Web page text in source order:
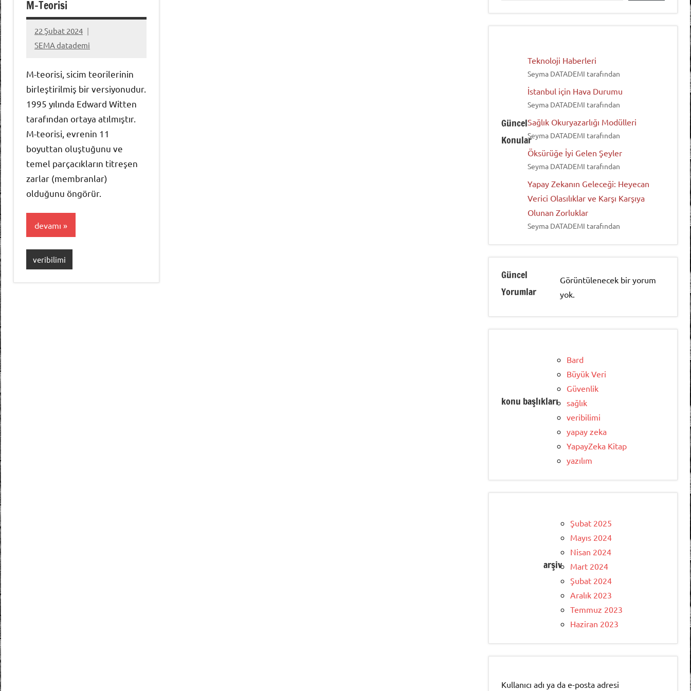
M-Teorisi
22 Şubat 2024
SEMA datademi
Yorum
M-teorisi, sicim teorilerinin
birleştirilmiş bir versiyonudur.
1995 yılında Edward Witten
tarafından ortaya atılmıştır.
M-teorisi, evrenin 11
boyuttan oluştuğunu ve
temel parçacıkların titreşen
zarlar (membranlar)
olduğunu öngörür.
devamı
veribilimi
Güncel
Konular
Teknoloji Haberleri
Seyma DATADEMI tarafından
İstanbul için Hava Durumu
Seyma DATADEMI tarafından
Sağlık Okuryazarlığı Modülleri
Seyma DATADEMI tarafından
Öksürüğe İyi Gelen Şeyler
Seyma DATADEMI tarafından
Yapay Zekanın Geleceği: Heyecan
Verici Olasılıklar ve Karşı Karşıya
Olunan Zorluklar
Seyma DATADEMI tarafından
Güncel
Yorumlar
Görüntülenecek bir yorum
yok.
konu başlıkları
Bard
Büyük Veri
Güvenlik
sağlık
veribilimi
yapay zeka
YapayZeka Kitap
yazılım
arşiv
Şubat 2025
Mayıs 2024
Nisan 2024
Mart 2024
Şubat 2024
Aralık 2023
Temmuz 2023
Haziran 2023
Kullanıcı adı ya da e-posta adresi